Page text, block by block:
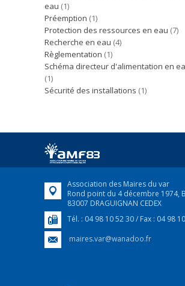
eau (1)
Préemption (1)
Protection des ressources en eau (7)
Recherche en eau (4)
Règlementation (1)
Schéma directeur d'alimentation en
(1)
Sécurité des installations (1)
Association des Maires du var
Rond point du 4 décembre 1974,
83007 DRAGUIGNAN CEDEX
Tél. : 04 98 10 52 30 / Fax : 04 98
maires.var@wanadoo.fr